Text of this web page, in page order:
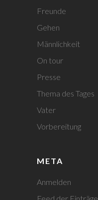
Freunde
Gehen
Männlichkeit
On tour
Presse
Thema des Tages
Vater
Vorbereitung
META
Anmelden